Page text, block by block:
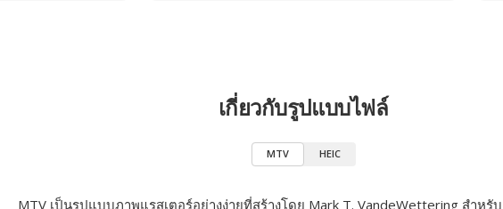
เกี่ยวกับรูปแบบไฟล์
MTV HEIC
MTV เป็นรูปแบบภาพแรสเตอร์อย่างง่ายที่สร้างโดย Mark T. VandeWettering สำหรับ